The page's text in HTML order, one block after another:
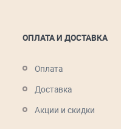
ОПЛАТА И ДОСТАВКА
Оплата
Доставка
Акции и скидки